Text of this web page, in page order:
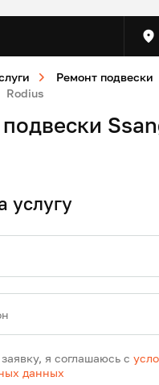
Ремонт подвески
Rodius
услугу
я соглашаюсь с
данных